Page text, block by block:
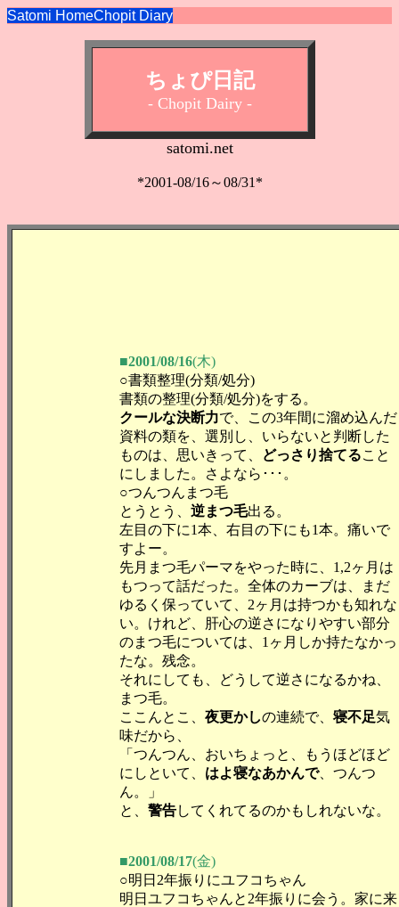
Satomi HomeChopit Diary
ちょぴ日記
- Chopit Dairy -
satomi.net
*2001-08/16～08/31*
■2001/08/16(木)
○書類整理(分類/処分)
書類の整理(分類/処分)をする。
クールな決断力で、この3年間に溜め込んだ
資料の類を、選別し、いらないと判断した
ものは、思いきって、
どっさり捨てること
にしました。さよなら･･･。
○つんつんまつ毛
とうとう、 逆まつ毛出る。
左目の下に1本、右目の下にも1本。痛いで
すよー。
先月まつ毛パーマをやった時に、1,2ヶ月は
もつって話だった。全体のカーブは、まだ
ゆるく保っていて、2ヶ月は持つかも知れな
い。けれど、肝心の逆さになりやすい部分
のまつ毛については、1ヶ月しか持たなかっ
たな。残念。
それにしても、どうして逆さになるかね、
まつ毛。
ここんとこ、 夜更かしの連続で、 寝不足気
味だから、
「つんつん、おいちょっと、もうほどほど
にしといて、 はよ寝なあかんで、つんつ
ん。」
と、 警告してくれてるのかもしれないな。
■2001/08/17(金)
○明日2年振りにユフコちゃん
明日ユフコちゃんと2年振りに会う。家に来